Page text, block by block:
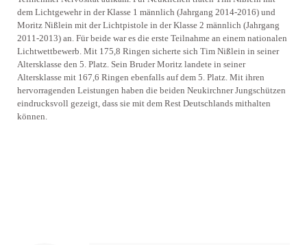
dem Lichtgewehr in der Klasse 1 männlich (Jahrgang 2014-2016) und
Moritz Nißlein mit der Lichtpistole in der Klasse 2 männlich (Jahrgang
2011-2013) an. Für beide war es die erste Teilnahme an einem nationalen
Lichtwettbewerb. Mit 175,8 Ringen sicherte sich Tim Nißlein in seiner
Altersklasse den 5. Platz. Sein Bruder Moritz landete in seiner
Altersklasse mit 167,6 Ringen ebenfalls auf dem 5. Platz. Mit ihren
hervorragenden Leistungen haben die beiden Neukirchner Jungschützen
eindrucksvoll gezeigt, dass sie mit dem Rest Deutschlands mithalten
können.